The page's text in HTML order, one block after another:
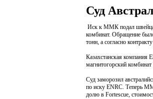
Суд
Иск к ММК подал
комбинат. Обращение
тонн, а согласно
Казахстанская
магнитогорский
Суд заморозил
по иску ENRC. Теперь
долю в Fortescue,